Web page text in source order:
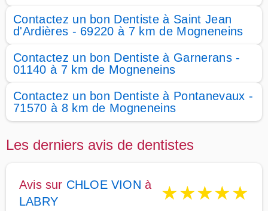
Contactez un bon Dentiste à Saint Jean
d'Ardières - 69220 à 7 km de Mogneneins
Contactez un bon Dentiste à Garnerans -
01140 à 7 km de Mogneneins
Contactez un bon Dentiste à Pontanevaux -
71570 à 8 km de Mogneneins
Les derniers avis de dentistes
Avis sur CHLOE VION à
LABRY
★★★★★